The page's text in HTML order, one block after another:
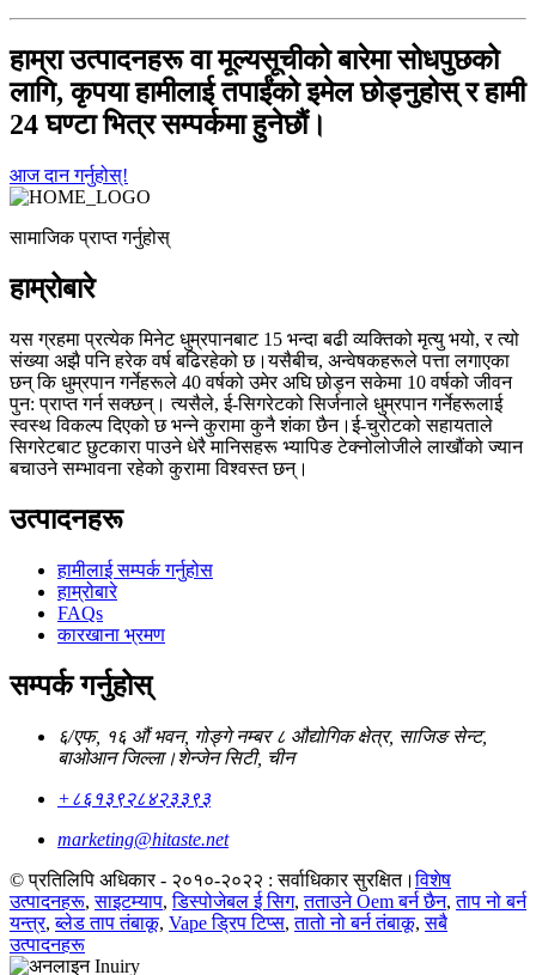
हाम्रा उत्पादनहरू वा मूल्यसूचीको बारेमा सोधपुछको
लागि, कृपया हामीलाई तपाईंको इमेल छोड्नुहोस् र हामी
24 घण्टा भित्र सम्पर्कमा हुनेछौं।
आज दान गर्नुहोस्!
सामाजिक प्राप्त गर्नुहोस्
हाम्रोबारे
यस ग्रहमा प्रत्येक मिनेट धुम्रपानबाट 15 भन्दा बढी व्यक्तिको मृत्यु भयो, र त्यो
संख्या अझै पनि हरेक वर्ष बढिरहेको छ।यसैबीच, अन्वेषकहरूले पत्ता लगाएका
छन् कि धुम्रपान गर्नेहरूले 40 वर्षको उमेर अघि छोड्न सकेमा 10 वर्षको जीवन
पुन: प्राप्त गर्न सक्छन्। त्यसैले, ई-सिगरेटको सिर्जनाले धुम्रपान गर्नेहरूलाई
स्वस्थ विकल्प दिएको छ भन्ने कुरामा कुनै शंका छैन।ई-चुरोटको सहायताले
सिगरेटबाट छुटकारा पाउने धेरै मानिसहरू भ्यापिङ टेक्नोलोजीले लाखौंको ज्यान
बचाउने सम्भावना रहेको कुरामा विश्वस्त छन्।
उत्पादनहरू
हामीलाई सम्पर्क गर्नुहोस
हाम्रोबारे
FAQs
कारखाना भ्रमण
सम्पर्क गर्नुहोस्
६/एफ, १६ औं भवन, गोङ्गे नम्बर ८ औद्योगिक क्षेत्र, साजिङ सेन्ट,
बाओआन जिल्ला।शेन्जेन सिटी, चीन
+८६१३९२८४२३३९३
marketing@hitaste.net
© प्रतिलिपि अधिकार - २०१०-२०२२ : सर्वाधिकार सुरक्षित।विशेष
उत्पादनहरू,साइटम्याप,डिस्पोजेबल ई सिग,तताउने Oem बर्न छैन,ताप नो बर्न
यन्त्र,ब्लेड ताप तंबाकू, Vape ड्रिप टिप्स,तातो नो बर्न तंबाकू,सबै
उत्पादनहरू